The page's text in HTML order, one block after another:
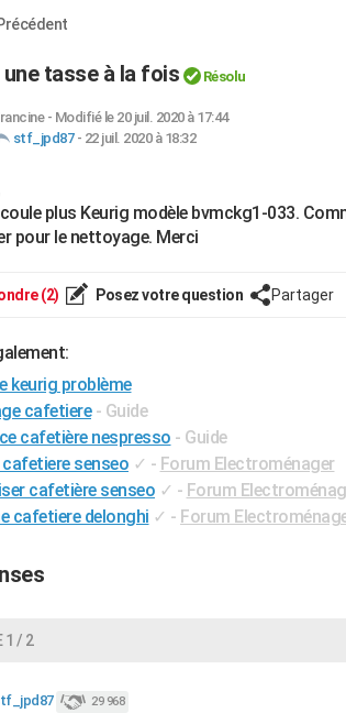
une tasse à la fois Résolu
- Modifié le 20 juil. 2020 à 17:44
stf_jpd87- 22 juil. 2020 à 18:32
coule plus Keurig modèle bvmckg1-033.
pour le nettoyage. Merci
(2) Posez votre question Partager
keurig problème
cafetiere - Guide
cafetière nespresso - Guide
cafetiere senseo ✓ - Forum Electroménager
cafetière senseo ✓ - Forum
cafetiere delonghi ✓ - Forum
1 / 2
29 968